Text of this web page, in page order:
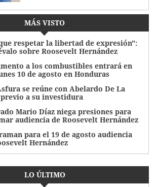
MÁS VISTO
respetar la libertad de expresión":
sobre Roosevelt Hernández
a los combustibles entrará en
10 de agosto en Honduras
se reúne con Abelardo De La
a su investidura
Mario Díaz niega presiones para
audiencia de Roosevelt Hernández
para el 19 de agosto audiencia
Hernández
LO ÚLTIMO